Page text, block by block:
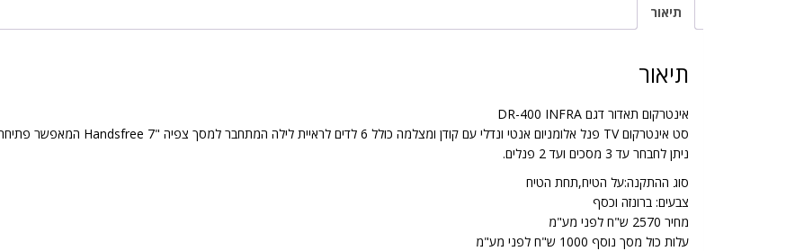
תיאור
תיאור
אינטרקום תאדור דגם DR-400 INFRA
סט אינטרקום TV פנל אלומניום אנטי ונדלי עם קודן ומצלמה כולל 6 לדים לראיית לילה המתחבר למסך צפיה "7 Handsfree המאפשר פתיחת הדלת ודיבור ישירות מהמסך.
ניתן לחבחר עד 3 מסכים ועד 2 פנלים.
סוג ההתקנה:על הטיח,תחת הטיח
צבעים: ברונזה וכסף
מחיר 2570 ש"ח לפני מע"מ
עלות כול מסך נוסף 1000 ש"ח לפני מע"מ